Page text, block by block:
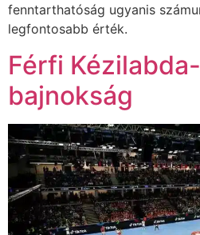
fenntarthatóság ugyanis
legfontosabb érték.
Férfi
bajnokság